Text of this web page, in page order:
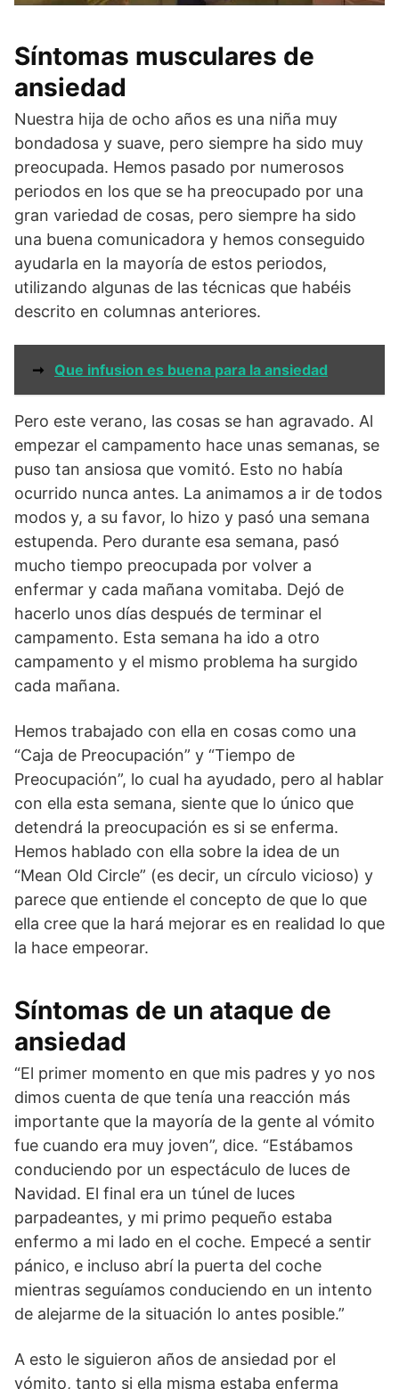
Síntomas musculares de
ansiedad
Nuestra hija de ocho años es una niña muy
bondadosa y suave, pero siempre ha sido muy
preocupada. Hemos pasado por numerosos
periodos en los que se ha preocupado por una
gran variedad de cosas, pero siempre ha sido
una buena comunicadora y hemos conseguido
ayudarla en la mayoría de estos periodos,
utilizando algunas de las técnicas que habéis
descrito en columnas anteriores.
➞ Que infusion es buena para la ansiedad
Pero este verano, las cosas se han agravado. Al
empezar el campamento hace unas semanas, se
puso tan ansiosa que vomitó. Esto no había
ocurrido nunca antes. La animamos a ir de todos
modos y, a su favor, lo hizo y pasó una semana
estupenda. Pero durante esa semana, pasó
mucho tiempo preocupada por volver a
enfermar y cada mañana vomitaba. Dejó de
hacerlo unos días después de terminar el
campamento. Esta semana ha ido a otro
campamento y el mismo problema ha surgido
cada mañana.
Hemos trabajado con ella en cosas como una
“Caja de Preocupación” y “Tiempo de
Preocupación”, lo cual ha ayudado, pero al hablar
con ella esta semana, siente que lo único que
detendrá la preocupación es si se enferma.
Hemos hablado con ella sobre la idea de un
“Mean Old Circle” (es decir, un círculo vicioso) y
parece que entiende el concepto de que lo que
ella cree que la hará mejorar es en realidad lo que
la hace empeorar.
Síntomas de un ataque de
ansiedad
“El primer momento en que mis padres y yo nos
dimos cuenta de que tenía una reacción más
importante que la mayoría de la gente al vómito
fue cuando era muy joven”, dice. “Estábamos
conduciendo por un espectáculo de luces de
Navidad. El final era un túnel de luces
parpadeantes, y mi primo pequeño estaba
enfermo a mi lado en el coche. Empecé a sentir
pánico, e incluso abrí la puerta del coche
mientras seguíamos conduciendo en un intento
de alejarme de la situación lo antes posible.”
A esto le siguieron años de ansiedad por el
vómito, tanto si ella misma estaba enferma